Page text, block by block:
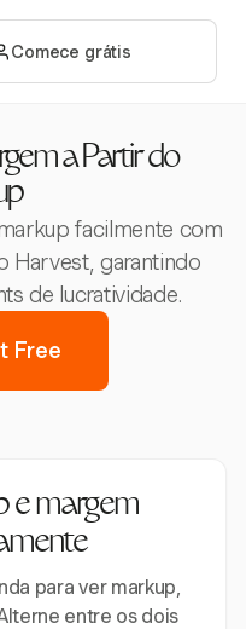
Comece grátis
a Partir do
facilmente com
Harvest, garantindo
de lucratividade.
Free
e margem
para ver markup,
entre os dois